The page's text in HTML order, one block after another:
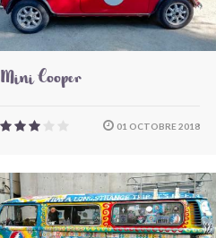
Mini Cooper
01 OCTOBRE 2018